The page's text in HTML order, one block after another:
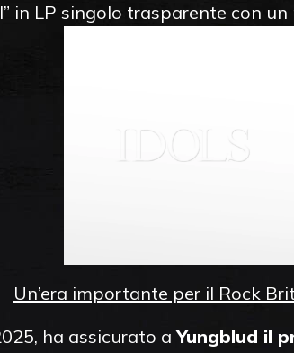
in LP singolo trasparente con
Un’era importante per il Rock
ha assicurato aYungblud il